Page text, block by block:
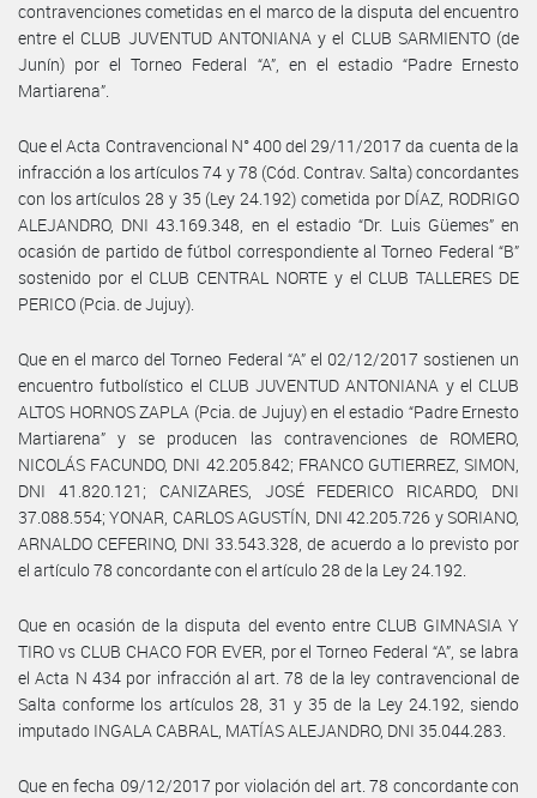
contravenciones cometidas en el marco de la disputa del encuentro
entre el CLUB JUVENTUD ANTONIANA y el CLUB SARMIENTO (de
Junín) por el Torneo Federal “A”, en el estadio “Padre Ernesto
Martiarena”.
Que el Acta Contravencional N° 400 del 29/11/2017 da cuenta de la
infracción a los artículos 74 y 78 (Cód. Contrav. Salta) concordantes
con los artículos 28 y 35 (Ley 24.192) cometida por DÍAZ, RODRIGO
ALEJANDRO, DNI 43.169.348, en el estadio “Dr. Luis Güemes” en
ocasión de partido de fútbol correspondiente al Torneo Federal “B”
sostenido por el CLUB CENTRAL NORTE y el CLUB TALLERES DE
PERICO (Pcia. de Jujuy).
Que en el marco del Torneo Federal “A” el 02/12/2017 sostienen un
encuentro futbolístico el CLUB JUVENTUD ANTONIANA y el CLUB
ALTOS HORNOS ZAPLA (Pcia. de Jujuy) en el estadio “Padre Ernesto
Martiarena” y se producen las contravenciones de ROMERO,
NICOLÁS FACUNDO, DNI 42.205.842; FRANCO GUTIERREZ, SIMON,
DNI 41.820.121; CANIZARES, JOSÉ FEDERICO RICARDO, DNI
37.088.554; YONAR, CARLOS AGUSTÍN, DNI 42.205.726 y SORIANO,
ARNALDO CEFERINO, DNI 33.543.328, de acuerdo a lo previsto por
el artículo 78 concordante con el artículo 28 de la Ley 24.192.
Que en ocasión de la disputa del evento entre CLUB GIMNASIA Y
TIRO vs CLUB CHACO FOR EVER, por el Torneo Federal “A”, se labra
el Acta N 434 por infracción al art. 78 de la ley contravencional de
Salta conforme los artículos 28, 31 y 35 de la Ley 24.192, siendo
imputado INGALA CABRAL, MATÍAS ALEJANDRO, DNI 35.044.283.
Que en fecha 09/12/2017 por violación del art. 78 concordante con